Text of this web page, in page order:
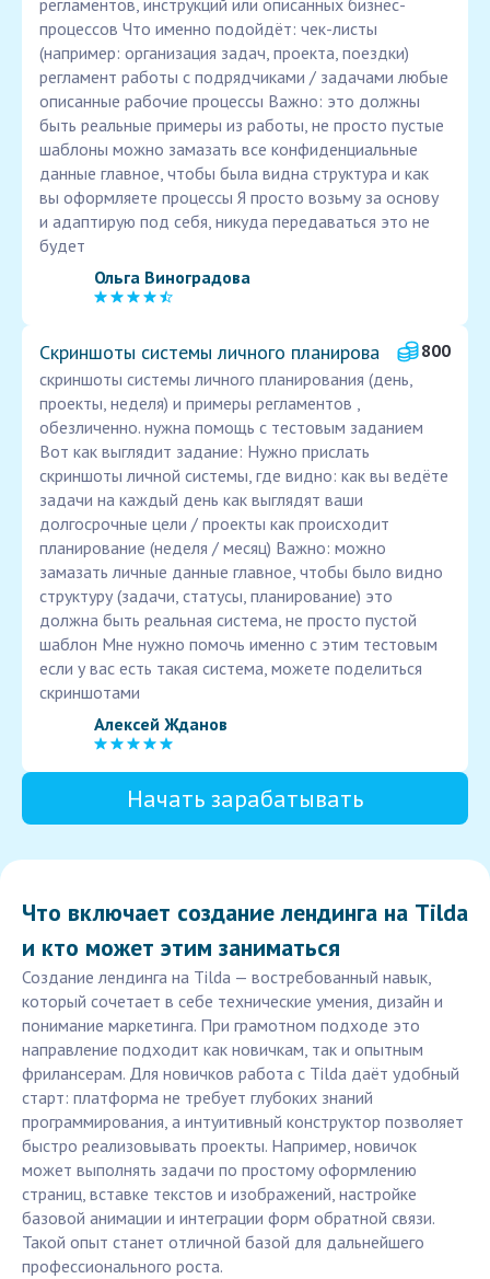
регламентов, инструкций или описанных бизнес-
процессов Что именно подойдёт: чек-листы
(например: организация задач, проекта, поездки)
регламент работы с подрядчиками / задачами любые
описанные рабочие процессы Важно: это должны
быть реальные примеры из работы, не просто пустые
шаблоны можно замазать все конфиденциальные
данные главное, чтобы была видна структура и как
вы оформляете процессы Я просто возьму за основу
и адаптирую под себя, никуда передаваться это не
будет
Ольга Виноградова
Скриншоты системы личного планирова
800
скриншоты системы личного планирования (день,
проекты, неделя) и примеры регламентов ,
обезличенно. нужна помощь с тестовым заданием
Вот как выглядит задание: Нужно прислать
скриншоты личной системы, где видно: как вы ведёте
задачи на каждый день как выглядят ваши
долгосрочные цели / проекты как происходит
планирование (неделя / месяц) Важно: можно
замазать личные данные главное, чтобы было видно
структуру (задачи, статусы, планирование) это
должна быть реальная система, не просто пустой
шаблон Мне нужно помочь именно с этим тестовым
если у вас есть такая система, можете поделиться
скриншотами
Алексей Жданов
Начать зарабатывать
Что включает создание лендинга на Tilda
и кто может этим заниматься
Создание лендинга на Tilda — востребованный навык,
который сочетает в себе технические умения, дизайн и
понимание маркетинга. При грамотном подходе это
направление подходит как новичкам, так и опытным
фрилансерам. Для новичков работа с Tilda даёт удобный
старт: платформа не требует глубоких знаний
программирования, а интуитивный конструктор позволяет
быстро реализовывать проекты. Например, новичок
может выполнять задачи по простому оформлению
страниц, вставке текстов и изображений, настройке
базовой анимации и интеграции форм обратной связи.
Такой опыт станет отличной базой для дальнейшего
профессионального роста.